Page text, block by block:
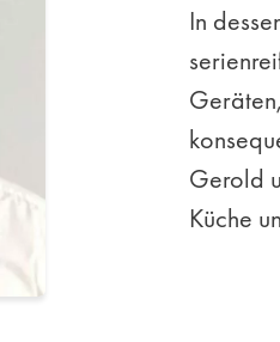
In
Geräten,
Gerold
Küche